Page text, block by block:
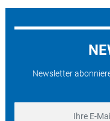
Newsletter